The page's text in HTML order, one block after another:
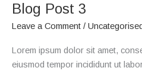
Blog Post 3
Leave a Comment / Uncategorised
Lorem ipsum dolor sit amet,
eiusmod tempor incididunt ut